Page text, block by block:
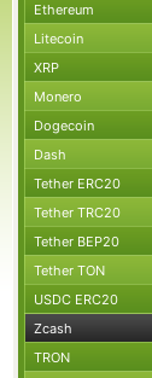
Ethereum
Litecoin
XRP
Monero
Dogecoin
Dash
Tether ERC20
Tether TRC20
Tether BEP20
Tether TON
USDC ERC20
Zcash
TRON